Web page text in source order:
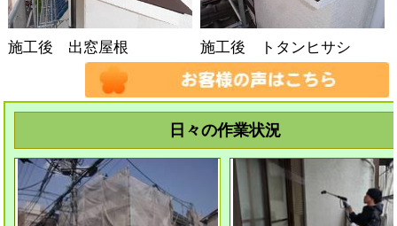
施工後 出窓屋根 施工後 トタンヒサシ
日々の作業状況